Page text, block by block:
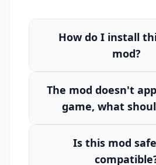
How do I install
mod?
The mod doesn't
game, what
Is this mod